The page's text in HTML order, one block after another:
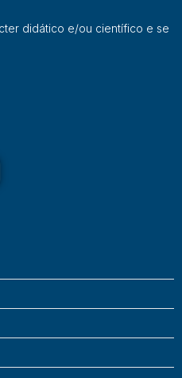
didático e/ou científico e se